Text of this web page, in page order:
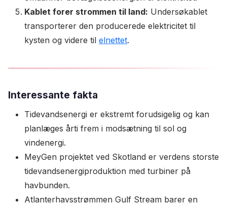
Kablet forer strommen til land: Undersøkablet
transporterer den producerede elektricitet til
kysten og videre til elnettet.
Interessante fakta
Tidevandsenergi er ekstremt forudsigelig og kan
planlæges årti frem i modsætning til sol og
vindenergi.
MeyGen projektet ved Skotland er verdens storste
tidevandsenergiproduktion med turbiner på
havbunden.
Atlanterhavsstrømmen Gulf Stream barer en